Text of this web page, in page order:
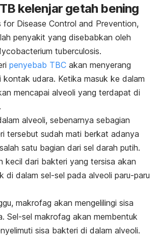
kelenjar getah bening
for Disease Control and Prevention,
penyakit yang disebabkan oleh
tuberculosis.
penyebab TBC akan menyerang
kontak udara. Ketika masuk ke dalam
mencapai alveoli yang terdapat di
alveoli, sebenarnya sebagian
tersebut sudah mati berkat adanya
satu bagian dari sel darah putih.
kecil dari bakteri yang tersisa akan
di dalam sel-sel pada alveoli paru-paru
makrofag akan mengelilingi sisa
Sel-sel makrofag akan membentuk
sisa bakteri di dalam alveoli.